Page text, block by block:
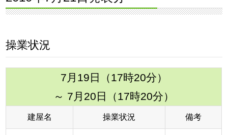
操業状況
7月19日（17時20分）
～ 7月20日（17時20分）
建屋名 操業状況 備考